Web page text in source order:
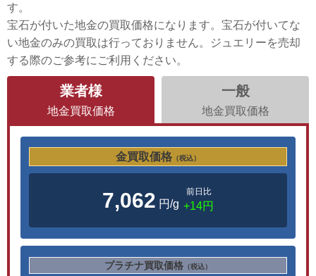
す。
宝石が付いた地金の買取価格になります。宝石が付いてな
い地金のみの買取は行っておりません。ジュエリーを売却
する際のご参考にご利用ください。
業者様
地金買取価格
一般
地金買取価格
金買取価格 （税込）
7,062 円/g
前日比
+14円
プラチナ買取価格 （税込）